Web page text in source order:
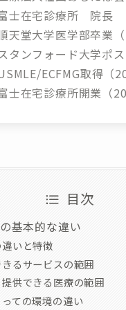
士在宅診療所 院長
天堂大学医学部卒業（
タンフォード大学ポ
ECFMG取得（
士在宅診療所開業（
目次
基本的な違い
いと特徴
るサービスの範囲
供できる医療の範囲
ての環境の違い